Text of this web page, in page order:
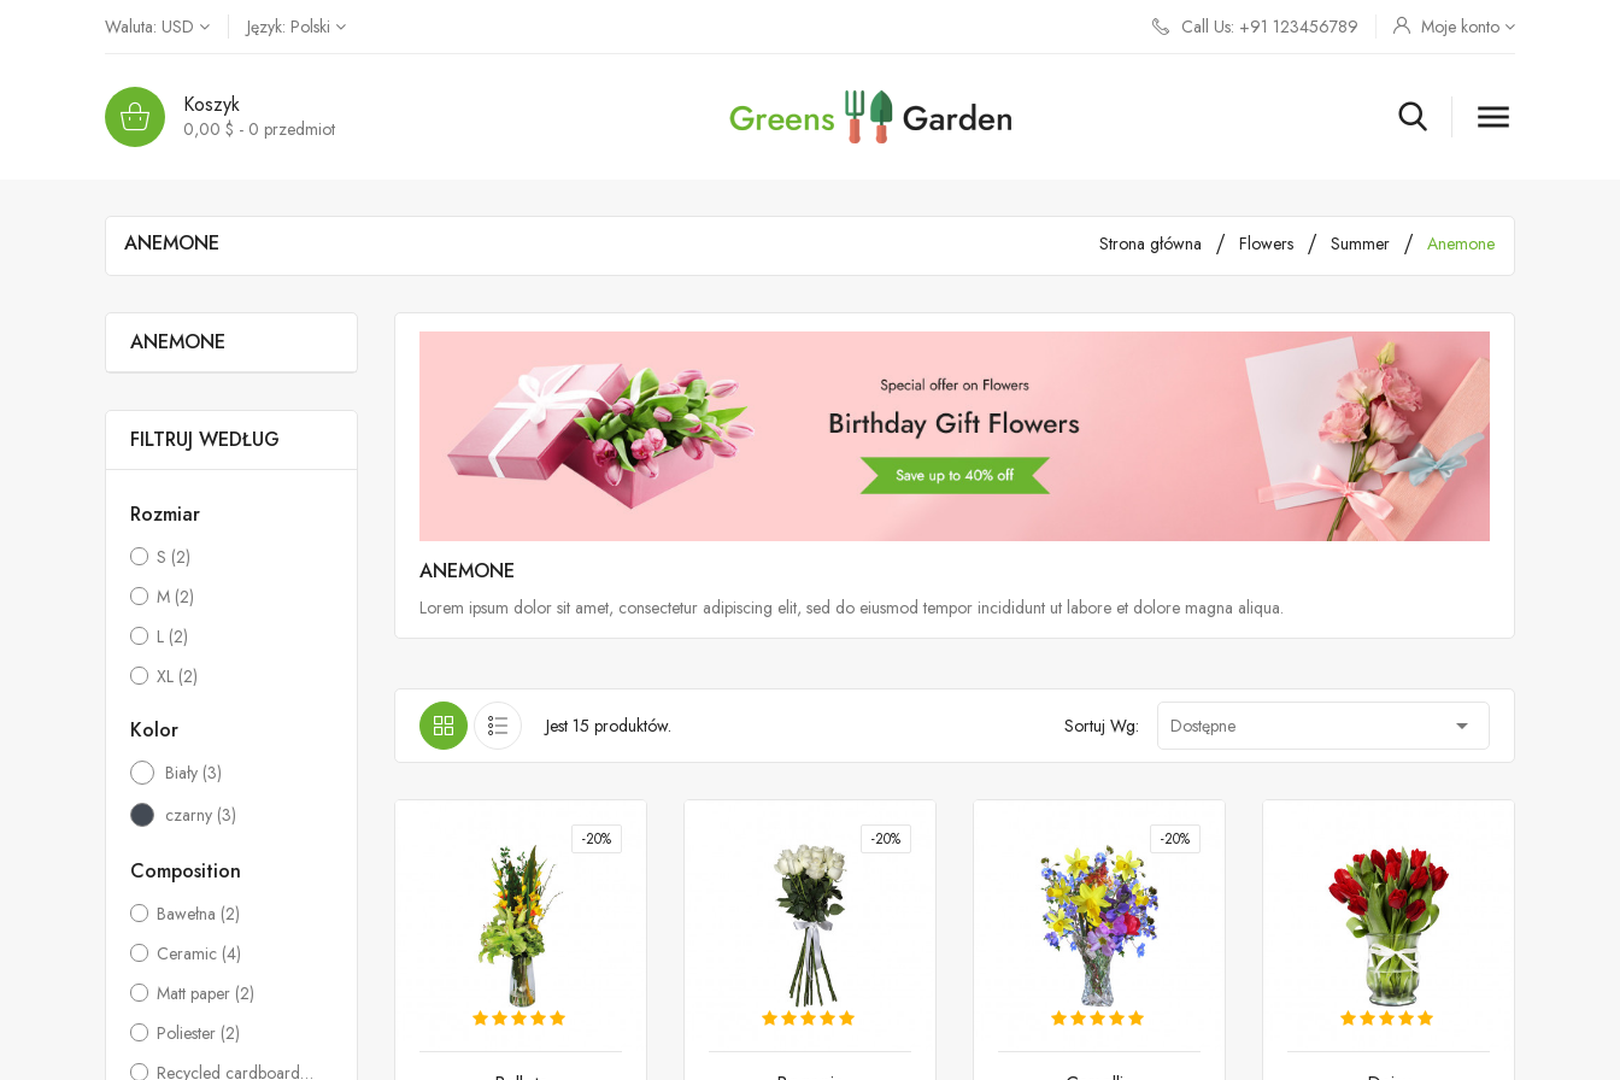
Waluta: USD Język: Polski Call Us: +91 123456789 Moje konto
Koszyk
0,00 $ - 0 przedmiot 
ANEMONE Strona główna Flowers Summer Anemone
ANEMONE
FILTRUJ WEDŁUG
Rozmiar
S (2)
M (2)
L (2)
XL (2)
Kolor
Biały (3)
czarny (3)
Composition
Bawełna (2)
Ceramic (4)
Matt paper (2)
Poliester (2)
Recycled cardboard
(3)
ANEMONE
Lorem ipsum dolor sit amet, consectetur adipiscing elit, sed do eiusmod tempor incididunt ut labore et dolore magna aliqua.
Jest 15 produktów. Sortuj Wg: Dostępne 
-20% -20% -20%